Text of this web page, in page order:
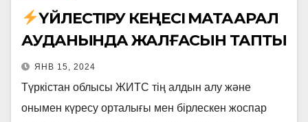
ҮЙЛЕСТІРУ КЕҢЕСІ МАҚТААРАЛ
АУДАНЫНДА ЖАЛҒАСЫН ТАПТЫ
ЯНВ 15, 2024
Түркістан облысы ЖИТС тің алдын алу және
онымен күресу орталығы мен бірлескен жоспар